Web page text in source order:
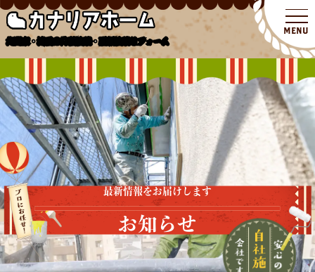
北関東・埼玉の外壁塗装・屋根塗装リフォーム
最新情報をお届けします
お知らせ